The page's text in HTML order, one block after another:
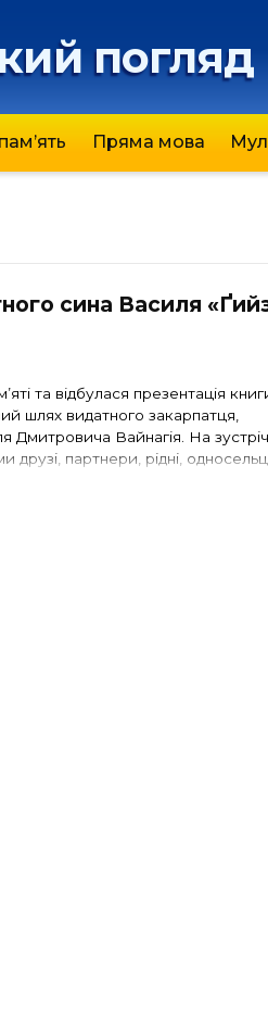
погляд
Пряма мова
сина Василя
та відбулася презентація
видатного закарпатця,
Дмитровича Вайнагія. На
партнери, рідні,